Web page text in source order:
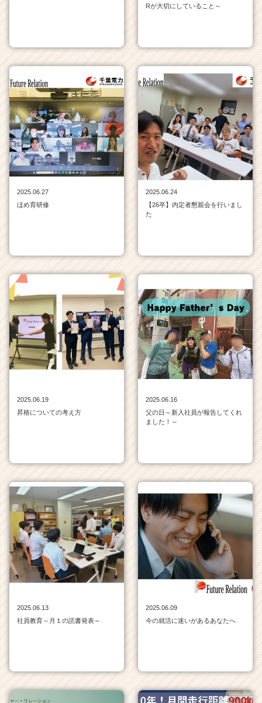
ー・
成
長
企
業
か
ら
ス
カ
ウ
ト
イ
ト
ア
キ
ャ
リ
ア
（C
h
e
r）
Rが大切にしていること～
2025.06.27
ほめ育研修
2025.06.24
【26卒】内定者懇親会を行いまし
た
2025.06.19
昇格についての考え方
2025.06.16
父の日～新入社員が報告してくれ
ました！～
2025.06.13
社員教育～月１の読書発表～
2025.06.09
今の就活に迷いがあるあなたへ